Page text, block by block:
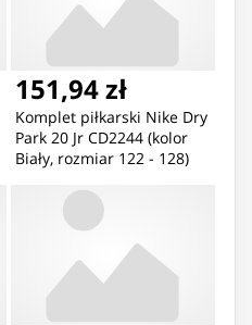
151,94 zł
Komplet piłkarski Nike Dry
Park 20 Jr CD2244 (kolor
Biały, rozmiar 122 - 128)